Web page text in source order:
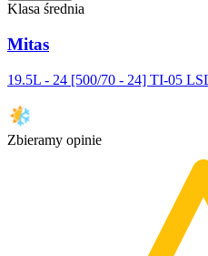
Klasa średnia
Mitas
19.5L - 24 [500/70 - 24] TI-05
Zbieramy opinie